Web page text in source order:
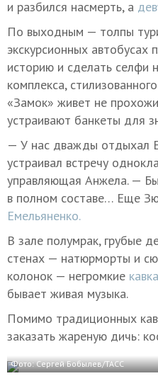
и разбился насмерть, а
По выходным — толпы
экскурсионных автобусах
историю и сделать селфи
комплекса,
«Замок» живет не
устраивают банкеты для
— У нас дважды отдыхал
устраивал встречу
управляющая Анжела. —
в полном составе… Еще
Емельяненко.
В зале полумрак, грубые
стенах — натюрморты и
колонок — негромкие
бывает живая музыка.
Помимо традиционных
заказать жареную дичь:
Фото: Сергей Бобылев/ТАСС